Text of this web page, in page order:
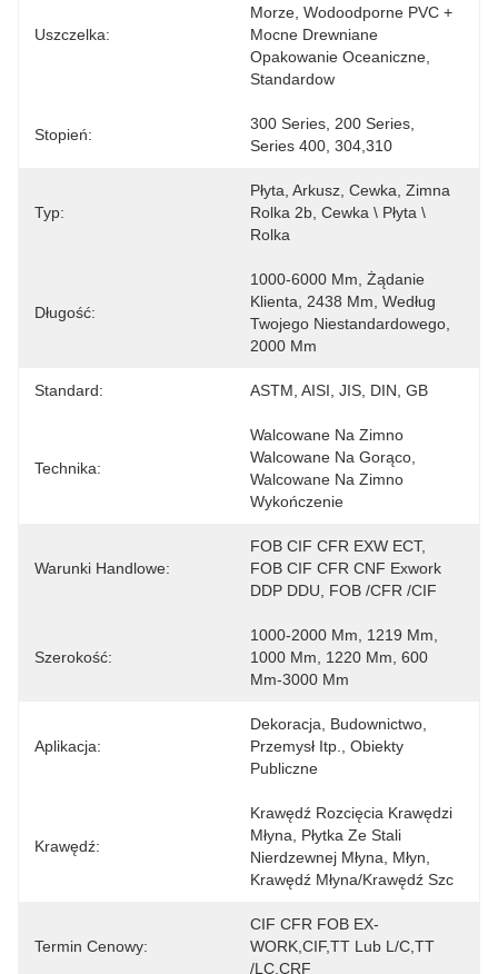
Uszczelka:
Morze, Wodoodporne PVC +
Mocne Drewniane
Opakowanie Oceaniczne,
Standardow
Stopień:
300 Series, 200 Series,
Series 400, 304,310
Typ:
Płyta, Arkusz, Cewka, Zimna
Rolka 2b, Cewka \ Płyta \
Rolka
Długość:
1000-6000 Mm, Żądanie
Klienta, 2438 Mm, Według
Twojego Niestandardowego,
2000 Mm
Standard: ASTM, AISI, JIS, DIN, GB
Technika:
Walcowane Na Zimno
Walcowane Na Gorąco,
Walcowane Na Zimno
Wykończenie
Warunki Handlowe:
FOB CIF CFR EXW ECT,
FOB CIF CFR CNF Exwork
DDP DDU, FOB /CFR /CIF
Szerokość:
1000-2000 Mm, 1219 Mm,
1000 Mm, 1220 Mm, 600
Mm-3000 Mm
Aplikacja:
Dekoracja, Budownictwo,
Przemysł Itp., Obiekty
Publiczne
Krawędź:
Krawędź Rozcięcia Krawędzi
Młyna, Płytka Ze Stali
Nierdzewnej Młyna, Młyn,
Krawędź Młyna/krawędź Szc
Termin Cenowy:
CIF CFR FOB EX-
WORK,CIF,TT Lub L/C,TT
/LC,CRF